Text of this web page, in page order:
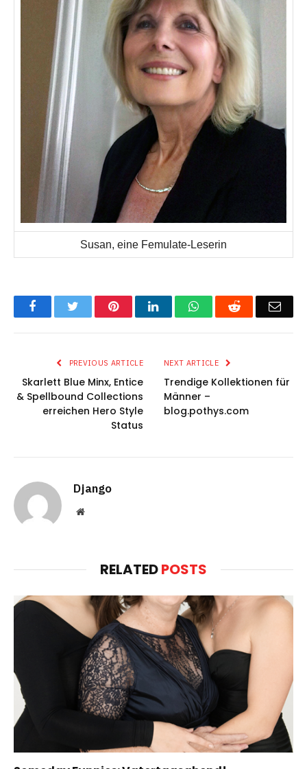
Susan, eine Femulate-Leserin
FacebookTwitter PinterestLinkedInWhatsAppReddit
PREVIOUS ARTICLE
Skarlett Blue Minx, Entice
& Spellbound Collections
erreichen Hero Style
Status
NEXT ARTICLE
Trendige Kollektionen für
Männer –
blog.pothys.com
Django
Website
RELATEDPOSTS